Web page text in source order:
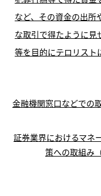
など、その資金の出所
な取引で得たように
等を目的にテロリスト
金融機関窓口などでの
証券業界におけるマネ
策への取組み